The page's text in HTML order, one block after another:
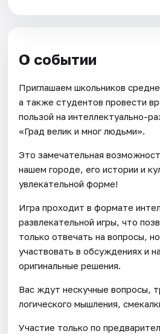
О событии
Приглашаем школьников
а также студентов провести
пользой на интеллектуально-
«Град велик и мног людьми».
Это замечательная
нашем городе, его истории и
увлекательной форме!
Игра проходит в формате
развлекательной игры, что
только отвечать на вопросы,
участвовать в обсуждениях и
оригинальные решения.
Вас ждут нескучные вопросы,
логического мышления,
Участие только по